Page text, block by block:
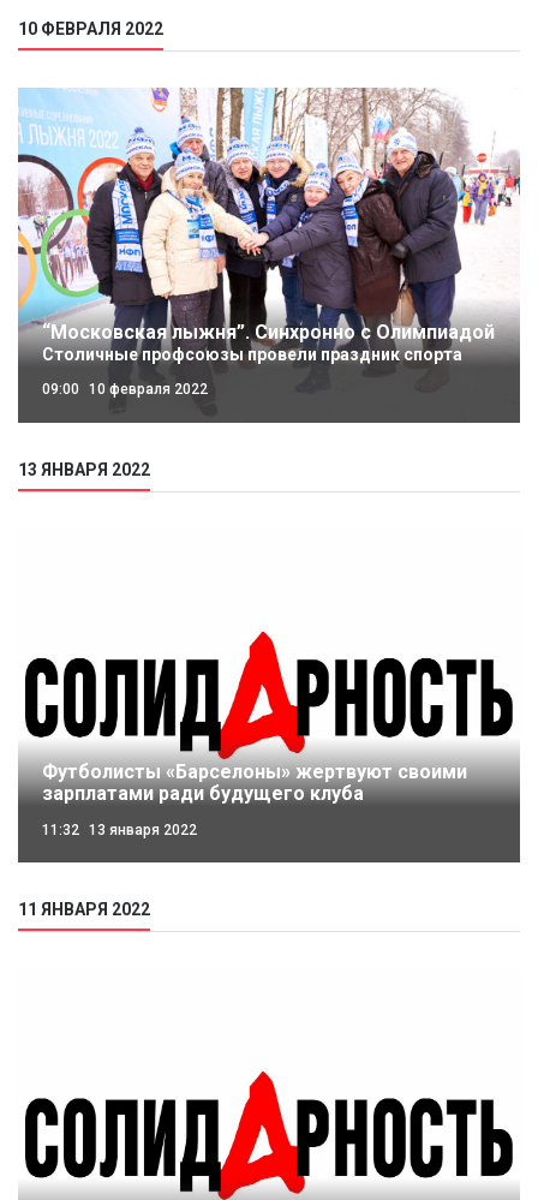
10 ФЕВРАЛЯ 2022
“Московская лыжня”. Синхронно с Олимпиадой
Столичные профсоюзы провели праздник спорта
09:00 10 февраля 2022
13 ЯНВАРЯ 2022
Футболисты «Барселоны» жертвуют своими
зарплатами ради будущего клуба
11:32 13 января 2022
11 ЯНВАРЯ 2022